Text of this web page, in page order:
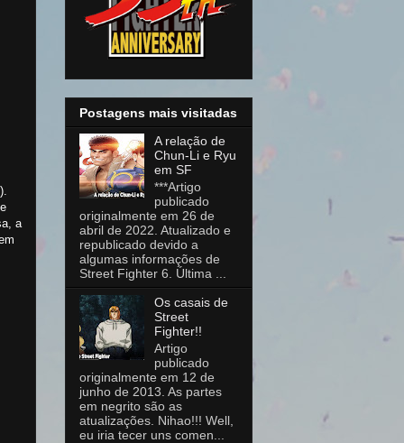
a
Postagens mais visitadas
A relação de
Chun-Li e Ryu
em SF
***Artigo
publicado
originalmente em 26 de
abril de 2022. Atualizado e
republicado devido a
algumas informações de
Street Fighter 6. Última ...
Os casais de
Street
Fighter!!
Artigo
publicado
originalmente em 12 de
junho de 2013. As partes
em negrito são as
atualizações. Nihao!!! Well,
eu iria tecer uns comen...